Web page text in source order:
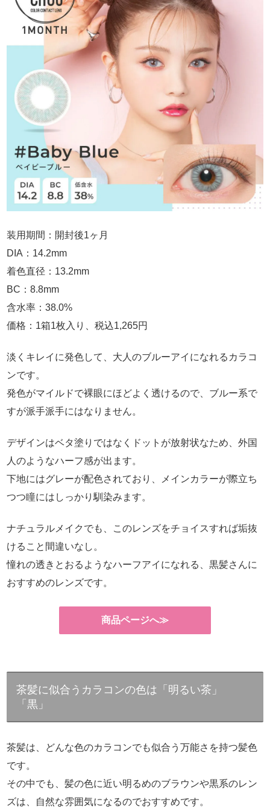
装用期間：開封後1ヶ月
DIA：14.2mm
着色直径：13.2mm
BC：8.8mm
含水率：38.0%
価格：1箱1枚入り、税込1,265円
淡くキレイに発色して、大人のブルーアイになれるカラコ
ンです。
発色がマイルドで裸眼にほどよく透けるので、ブルー系で
すが派手派手にはなりません。
デザインはベタ塗りではなくドットが放射状なため、外国
人のようなハーフ感が出ます。
下地にはグレーが配色されており、メインカラーが際立ち
つつ瞳にはしっかり馴染みます。
ナチュラルメイクでも、このレンズをチョイスすれば垢抜
けること間違いなし。
憧れの透きとおるようなハーフアイになれる、黒髪さんに
おすすめのレンズです。
商品ページへ≫
茶髪に似合うカラコンの色は「明るい茶」
「黒」
茶髪は、どんな色のカラコンでも似合う万能さを持つ髪色
です。
その中でも、髪の色に近い明るめのブラウンや黒系のレン
ズは、自然な雰囲気になるのでおすすめです。